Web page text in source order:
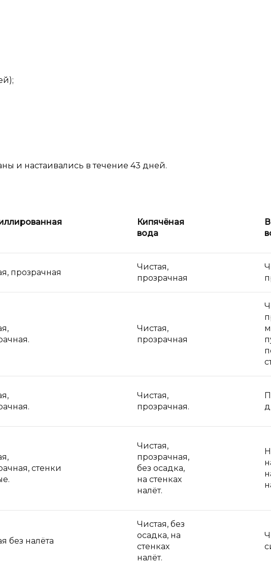
и настаивались в течение 43 дней.
Кипячёная
вода
прозрачная
Чистая,
прозрачная
Чистая,
прозрачная
Чистая,
прозрачная.
стенки
Чистая,
прозрачная,
без осадка,
на стенках
налёт.
без налёта
Чистая, без
осадка, на
стенках
налёт.